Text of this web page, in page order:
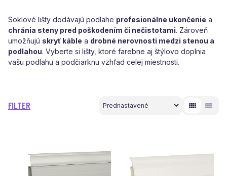
Soklové lišty dodávajú podlahe profesionálne ukončenie a
chránia steny pred poškodením či nečistotami. Zároveň
umožňujú skryť káble a drobné nerovnosti medzi stenou a
podlahou. Vyberte si lišty, ktoré farebne aj štýlovo doplnia
vašu podlahu a podčiarknu vzhľad celej miestnosti.
FILTER